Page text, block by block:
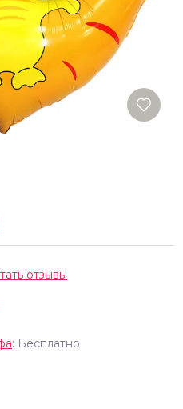
: Бесплатно
отзывы